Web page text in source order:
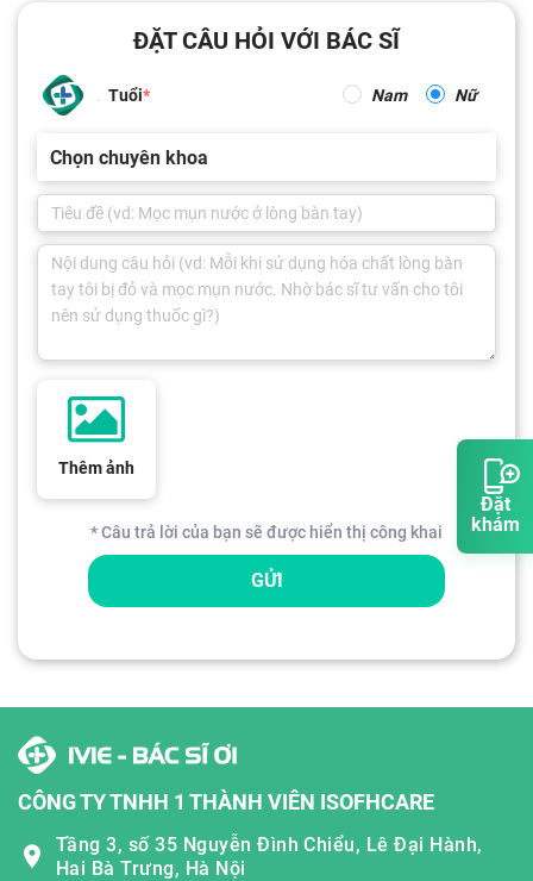
Đặt
khám
ĐẶT CÂU HỎI VỚI BÁC SĨ
Tuổi Nam Nữ
Chọn chuyên khoa
Thêm ảnh
* Câu trả lời của bạn sẽ được hiển thị công khai
GỬI
CÔNG TY TNHH 1 THÀNH VIÊN ISOFHCARE
Tầng 3, số 35 Nguyễn Đình Chiểu, Lê Đại Hành,
Hai Bà Trưng, Hà Nội